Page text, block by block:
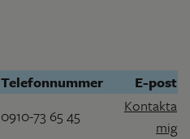
Telefonnummer
E-post
0910-73 65 45
Kontakta
mig